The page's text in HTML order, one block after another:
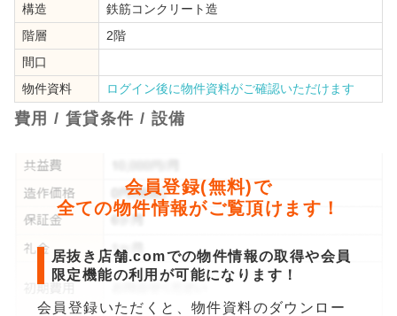
構造
鉄筋コンクリート造
階層
2階
間口
物件資料
ログイン後に物件資料がご確認いただけます
費用 / 賃貸条件 / 設備
会員登録(無料)で
全ての物件情報がご覧頂けます！
居抜き店舗.comでの物件情報の取得や会員
限定機能の利用が可能になります！
会員登録いただくと、物件資料のダウンロー